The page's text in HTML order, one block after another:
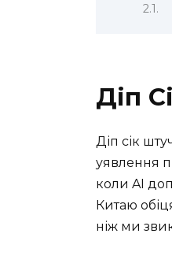
Діп
Діп сік
уявлення
коли AI
Китаю
ніж ми